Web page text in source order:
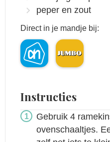
peper en zout
Direct in je mandje bij:
Instructies
Gebruik 4
ovenschaaltjes.